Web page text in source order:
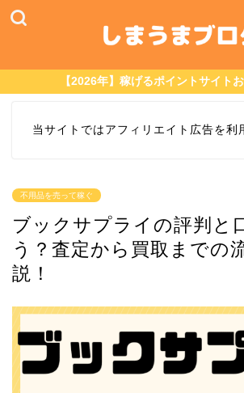
【2026年】稼げるポイントサイト
当サイトではアフィリエイト広告を利
不用品を売って稼ぐ
ブックサプライの評判と
う？査定から買取までの
説！